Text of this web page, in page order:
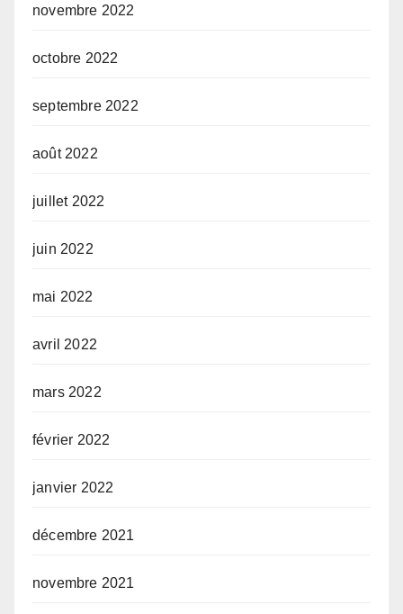
novembre 2022
octobre 2022
septembre 2022
août 2022
juillet 2022
juin 2022
mai 2022
avril 2022
mars 2022
février 2022
janvier 2022
décembre 2021
novembre 2021